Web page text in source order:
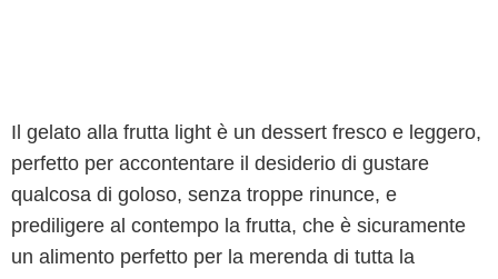
Il gelato alla frutta light è un dessert fresco e leggero,
perfetto per accontentare il desiderio di gustare
qualcosa di goloso, senza troppe rinunce, e
prediligere al contempo la frutta, che è sicuramente
un alimento perfetto per la merenda di tutta la